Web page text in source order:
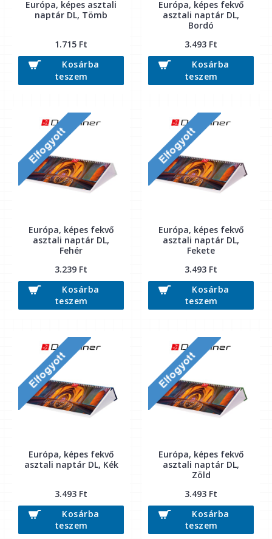
Európa, képes asztali
naptár DL, Tömb
1.715 Ft
Kosárba
teszem
Európa, képes fekvő
asztali naptár DL,
Bordó
3.493 Ft
Kosárba
teszem
Európa, képes fekvő
asztali naptár DL,
Fehér
3.239 Ft
Kosárba
teszem
Európa, képes fekvő
asztali naptár DL,
Fekete
3.493 Ft
Kosárba
teszem
Európa, képes fekvő
asztali naptár DL, Kék
3.493 Ft
Kosárba
teszem
Európa, képes fekvő
asztali naptár DL,
Zöld
3.493 Ft
Kosárba
teszem